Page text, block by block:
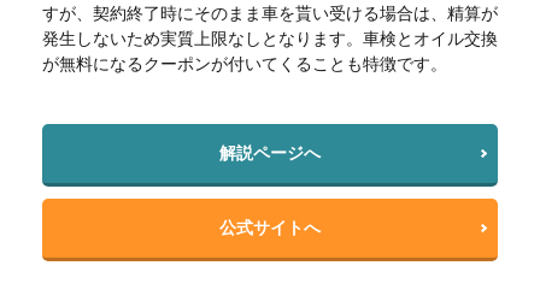
すが、契約終了時にそのまま車を貰い受ける場合は、精算が
発生しないため実質上限なしとなります。車検とオイル交換
が無料になるクーポンが付いてくることも特徴です。
解説ページへ
公式サイトへ